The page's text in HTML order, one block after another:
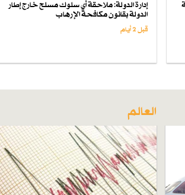
إدارة الدولة: ملاحقة أي سلوك مسلح خارج إطار
الدولة بقانون مكافحة الإرهاب
قبل 2 أيام
العالم